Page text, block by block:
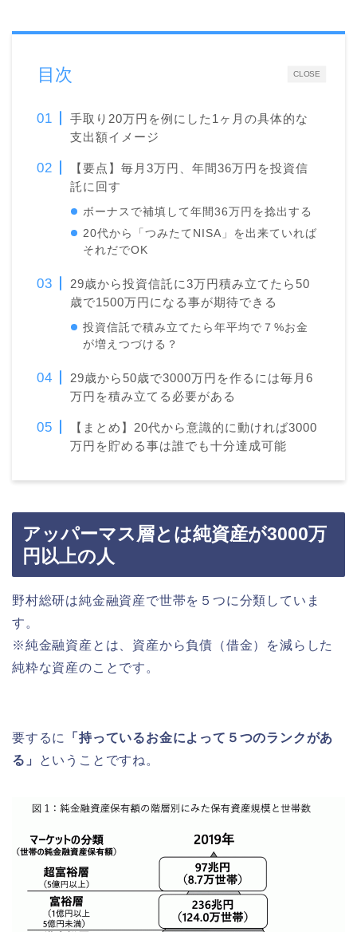
CLOSE
目次
手取り20万円を例にした1ヶ月の具体的な
支出額イメージ
【要点】毎月3万円、年間36万円を投資信
託に回す
ボーナスで補填して年間36万円を捻出する
20代から「つみたてNISA」を出来ていれば
それだでOK
29歳から投資信託に3万円積み立てたら50
歳で1500万円になる事が期待できる
投資信託で積み立てたら年平均で７%お金
が増えつづける？
29歳から50歳で3000万円を作るには毎月6
万円を積み立てる必要がある
【まとめ】20代から意識的に動ければ3000
万円を貯める事は誰でも十分達成可能
アッパーマス層とは純資産が3000万
円以上の人
野村総研は純金融資産で世帯を５つに分類していま
す。
※純金融資産とは、資産から負債（借金）を減らした
純粋な資産のことです。
要するに
「持っているお金によって５つのランクがあ
る」
ということですね。